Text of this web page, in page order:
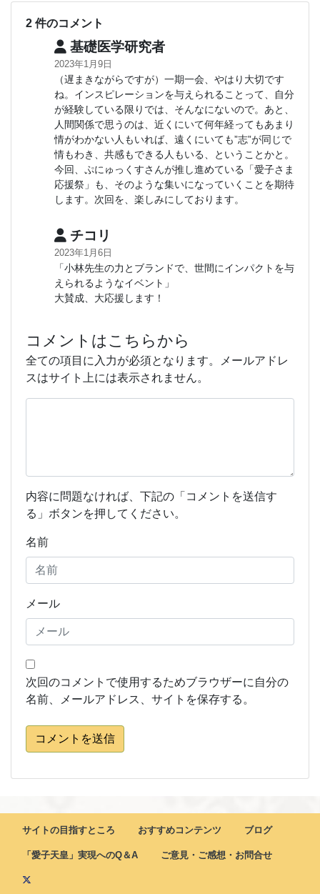
2 件のコメント
基礎医学研究者
2023年1月9日
（遅まきながらですが）一期一会、やはり大切です
ね。インスピレーションを与えられることって、自分
が経験している限りでは、そんなにないので。あと、
人間関係で思うのは、近くにいて何年経ってもあまり
情がわかない人もいれば、遠くにいても”志”が同じで
情もわき、共感もできる人もいる、ということかと。
今回、ぷにゅっくすさんが推し進めている「愛子さま
応援祭」も、そのような集いになっていくことを期待
します。次回を、楽しみにしております。
チコリ
2023年1月6日
「小林先生の力とブランドで、世間にインパクトを与
えられるようなイベント」
大賛成、大応援します！
コメントはこちらから
全ての項目に入力が必須となります。メールアドレ
スはサイト上には表示されません。
内容に問題なければ、下記の「コメントを送信す
る」ボタンを押してください。
名前
メール
次回のコメントで使用するためブラウザーに自分の
名前、メールアドレス、サイトを保存する。
コメントを送信
サイトの目指すところ おすすめコンテンツ ブログ
「愛子天皇」実現へのQ＆A ご意見・ご感想・お問合せ